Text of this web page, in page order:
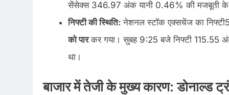
सेंसेक्स 346.97 अंक यानी 0.46% की मजबूती
निफ्टी की स्थिति: नेशनल स्टॉक एक्सचेंज का
को पारकर गया। सुबह 9:25 बजे निफ्टी 115.55
था।
बाजार में तेजी के मुख्य कारण: डोनाल्ड